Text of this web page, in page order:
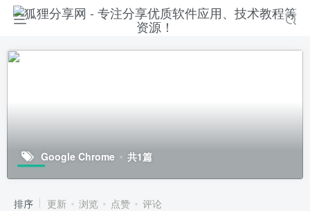
Google Chrome 共1篇
排序 更新 浏览 点赞 评论